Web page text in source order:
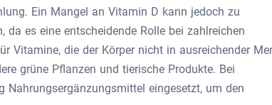
Ein Mangel an Vitamin D kann jedoch zu
da es eine entscheidende Rolle bei zahlreichen
Vitamine, die der Körper nicht in ausreichender
grüne Pflanzen und tierische Produkte. Bei
Nahrungsergänzungsmittel eingesetzt, um den